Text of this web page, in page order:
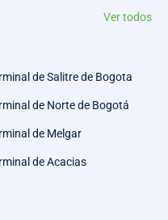
Ver todos
de Salitre de Bogota
de Norte de Bogotá
de Melgar
de Acacias